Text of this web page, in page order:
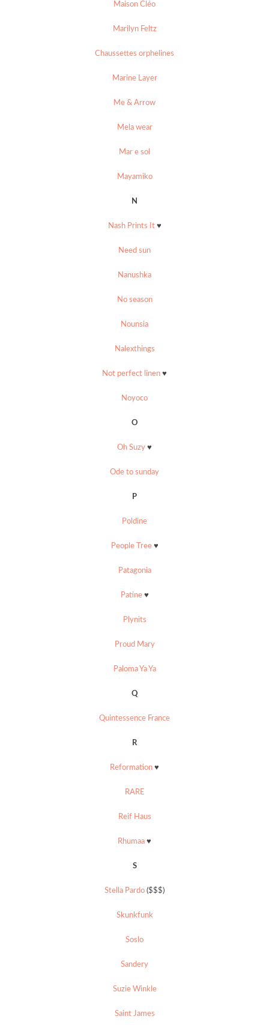
Maison Cléo
Marilyn Feltz
Chaussettes orphelines
Marine Layer
Me & Arrow
Mela wear
Mar e sol
Mayamiko
N
Nash Prints It♥
Need sun
Nanushka
No season
Nounsia
Nalexthings
Not perfect linen ♥
Noyoco
O
Oh Suzy ♥
Ode to sunday
P
Poldine
People Tree♥
Patagonia
Patine♥
Plynits
Proud Mary
Paloma Ya Ya
Q
Quintessence France
R
Reformation ♥
RARE
Reif Haus
Rhumaa ♥
S
Stella Pardo ($$$)
Skunkfunk
Soslo
Sandery
Suzie Winkle
Saint James